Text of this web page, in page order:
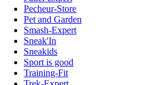
Pecheur-Store
Pet and Garden
Smash-Expert
Sneak'In
Sneakids
Sport is good
Training-Fit